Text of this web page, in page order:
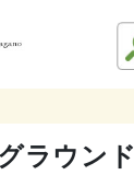
ラウンド